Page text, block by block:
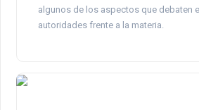
algunos de los aspectos que debaten
autoridades frente a la materia.